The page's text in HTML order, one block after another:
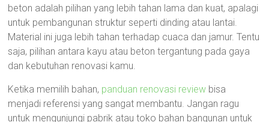
beton adalah pilihan yang lebih tahan lama dan kuat, apalagi
untuk pembangunan struktur seperti dinding atau lantai.
Material ini juga lebih tahan terhadap cuaca dan jamur. Tentu
saja, pilihan antara kayu atau beton tergantung pada gaya
dan kebutuhan renovasi kamu.
Ketika memilih bahan, panduan renovasi review bisa
menjadi referensi yang sangat membantu. Jangan ragu
untuk mengunjungi pabrik atau toko bahan bangunan untuk